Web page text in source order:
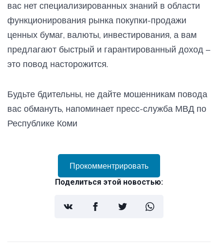
вас нет специализированных знаний в области
функционирования рынка покупки-продажи
ценных бумаг, валюты, инвестирования, а вам
предлагают быстрый и гарантированный доход –
это повод насторожится.
Будьте бдительны, не дайте мошенникам повода
вас обмануть, напоминает пресс-служба МВД по
Республике Коми
Прокомментрировать
Поделиться этой новостью: